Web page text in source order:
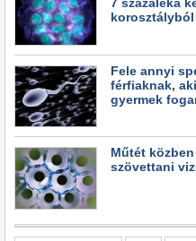
korosztályból
Fele annyi
férfiaknak,
gyermek
Műtét
szövettani